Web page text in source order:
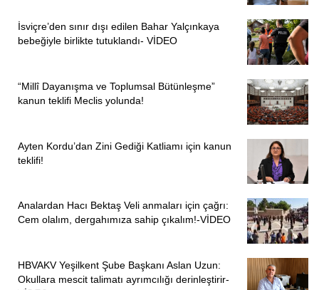
İsviçre’den sınır dışı edilen Bahar Yalçınkaya
bebeğiyle birlikte tutuklandı- VİDEO
“Millî Dayanışma ve Toplumsal Bütünleşme”
kanun teklifi Meclis yolunda!
Ayten Kordu’dan Zini Gediği Katliamı için kanun
teklifi!
Analardan Hacı Bektaş Veli anmaları için çağrı:
Cem olalım, dergahımıza sahip çıkalım!-VİDEO
HBVAKV Yeşilkent Şube Başkanı Aslan Uzun:
Okullara mescit talimatı ayrımcılığı derinleştirir-